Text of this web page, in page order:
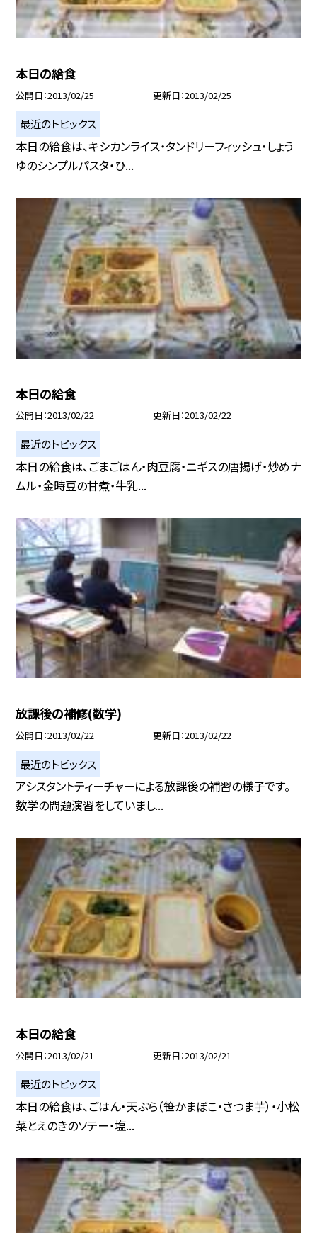
本日の給食
公開日 2013/02/25 更新日 2013/02/25
最近のトピックス
本日の給食は、キシカンライス・タンドリーフィッシュ・しょう
ゆのシンプルパスタ・ひ...
本日の給食
公開日 2013/02/22 更新日 2013/02/22
最近のトピックス
本日の給食は、ごまごはん・肉豆腐・ニギスの唐揚げ・炒めナ
ムル・金時豆の甘煮・牛乳...
放課後の補修(数学)
公開日 2013/02/22 更新日 2013/02/22
最近のトピックス
アシスタントティーチャーによる放課後の補習の様子です。
数学の問題演習をしていまし...
本日の給食
公開日 2013/02/21 更新日 2013/02/21
最近のトピックス
本日の給食は、ごはん・天ぷら（笹かまぼこ・さつま芋）・小松
菜とえのきのソテー・塩...